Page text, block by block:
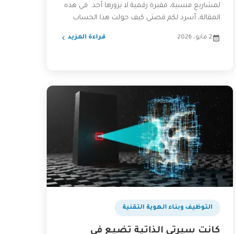
لمشاريع منسية، مقبرة رقمية لا يزورها أحد. في هذه
المقالة، أسرد لكم قصتي كيف حولت هذا الحساب
2 مايو، 2026 قراءة المزيد
التوظيف وبناء الهوية التقنية
كانت سيرتي الذاتية تضيع في